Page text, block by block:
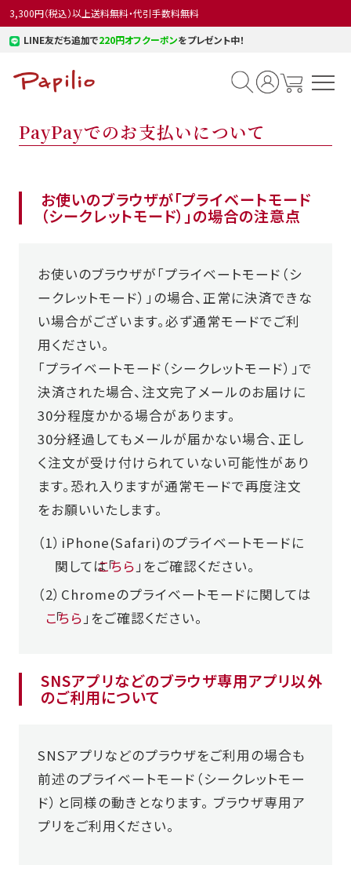
3,300円（税込）以上送料無料・代引手数料無料
LINE友だち追加で220円オフクーポンをプレゼント中！
PayPayでのお支払いについて
お使いのブラウザが「プライベートモード
（シークレットモード）」の場合の注意点
お使いのブラウザが「プライベートモード（シ
ークレットモード）」の場合、正常に決済できな
い場合がございます。必ず通常モードでご利
用ください。
「プライベートモード（シークレットモード）」で
決済された場合、注文完了メールのお届けに
30分程度かかる場合があります。
30分経過してもメールが届かない場合、正し
く注文が受け付けられていない可能性があり
ます。恐れ入りますが通常モードで再度注文
をお願いいたします。
iPhone(Safari)のプライベートモードに
関しては「こちら 」をご確認ください。
Chromeのプライベートモードに関しては
「
こちら」をご確認ください。
SNSアプリなどのブラウザ専用アプリ以外
のご利用について
SNSアプリなどのプラウザをご利用の場合も
前述のプライベートモード（シークレットモー
ド）と同様の動きとなります。 ブラウザ専用ア
プリをご利用ください。